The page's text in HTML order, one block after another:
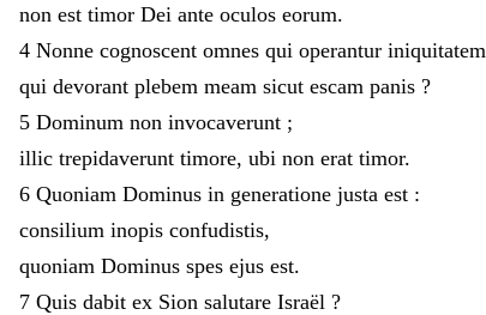
non est timor Dei ante oculos eorum.
4 Nonne cognoscent omnes qui operantur iniquitatem
qui devorant plebem meam sicut escam panis ?
5 Dominum non invocaverunt ;
illic trepidaverunt timore, ubi non erat timor.
6 Quoniam Dominus in generatione justa est :
consilium inopis confudistis,
quoniam Dominus spes ejus est.
7 Quis dabit ex Sion salutare Israël ?